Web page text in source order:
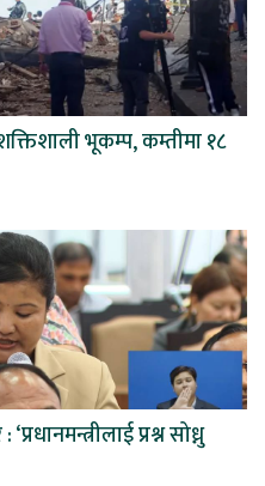
भूकम्प, कम्तीमा १८
प्रश्न सोध्नु